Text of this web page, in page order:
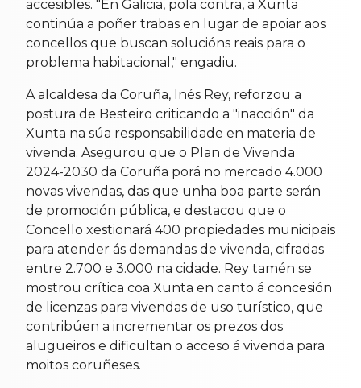
accesibles. "En Galicia, pola contra, a Xunta
continúa a poñer trabas en lugar de apoiar aos
concellos que buscan solucións reais para o
problema habitacional," engadiu.
A alcaldesa da Coruña, Inés Rey, reforzou a
postura de Besteiro criticando a "inacción" da
Xunta na súa responsabilidade en materia de
vivenda. Asegurou que o Plan de Vivenda
2024-2030 da Coruña porá no mercado 4.000
novas vivendas, das que unha boa parte serán
de promoción pública, e destacou que o
Concello xestionará 400 propiedades municipais
para atender ás demandas de vivenda, cifradas
entre 2.700 e 3.000 na cidade. Rey tamén se
mostrou crítica coa Xunta en canto á concesión
de licenzas para vivendas de uso turístico, que
contribúen a incrementar os prezos dos
alugueiros e dificultan o acceso á vivenda para
moitos coruñeses.